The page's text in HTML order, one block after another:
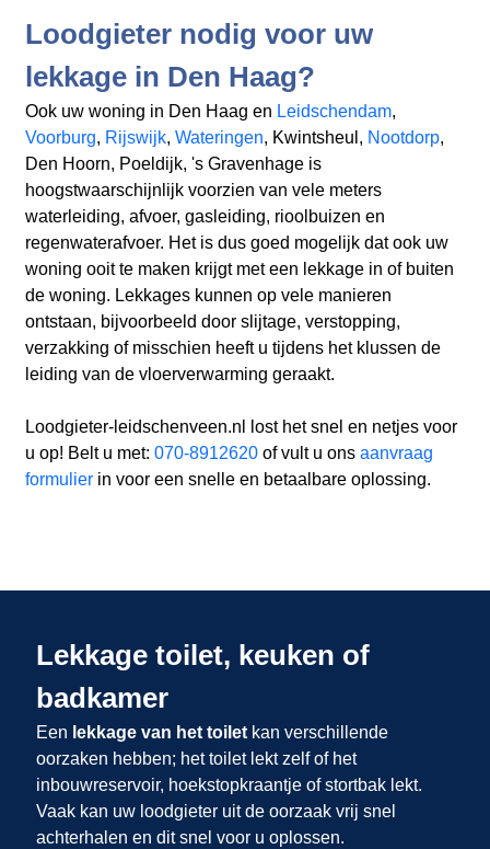
Loodgieter nodig voor uw
lekkage in Den Haag?
Ook uw woning in Den Haag en Leidschendam,
Voorburg, Rijswijk, Wateringen, Kwintsheul, Nootdorp,
Den Hoorn, Poeldijk, 's Gravenhage is
hoogstwaarschijnlijk voorzien van vele meters
waterleiding, afvoer, gasleiding, rioolbuizen en
regenwaterafvoer. Het is dus goed mogelijk dat ook uw
woning ooit te maken krijgt met een lekkage in of buiten
de woning. Lekkages kunnen op vele manieren
ontstaan, bijvoorbeeld door slijtage, verstopping,
verzakking of misschien heeft u tijdens het klussen de
leiding van de vloerverwarming geraakt.
Loodgieter-leidschenveen.nl lost het snel en netjes voor
u op! Belt u met: 070-8912620of vult u ons aanvraag
formulierin voor een snelle en betaalbare oplossing.
Lekkage toilet, keuken of
badkamer
Een lekkage van het toiletkan verschillende
oorzaken hebben; het toilet lekt zelf of het
inbouwreservoir, hoekstopkraantje of stortbak lekt.
Vaak kan uw loodgieter uitde oorzaak vrij snel
achterhalen en dit snel voor u oplossen.